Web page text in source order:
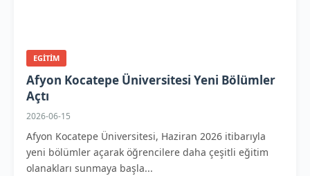
EGITIM
Afyon Kocatepe Üniversitesi Yeni Bölümler
Açtı
2026-06-15
Afyon Kocatepe Üniversitesi, Haziran 2026 itibarıyla
yeni bölümler açarak öğrencilere daha çeşitli eğitim
olanakları sunmaya başla...